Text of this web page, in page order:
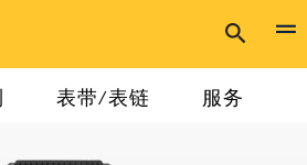
表带/表链 服务